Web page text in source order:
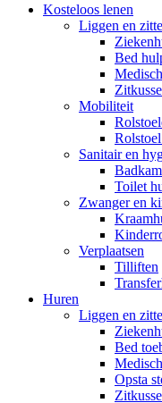
Kosteloos lenen
Liggen en
Bed
Mobiliteit
Sanitair en
Toilet
Zwanger en
Verplaatsen
Tilliften
Huren
Liggen en
Bed
Opsta